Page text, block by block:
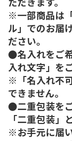
※一部商品は
ル」でのお届
ださい。
●名入れをご
入れ文字」を
※「名入れ不
できません。
●二重包装を
「二重包装」
※お手元に届